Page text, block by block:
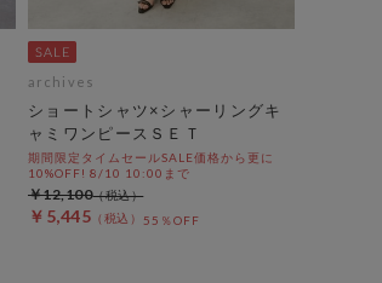
archives
ショートシャツ×シャーリングキ
ャミワンピースＳＥＴ
期間限定タイムセールSALE価格から更に
10%OFF! 8/10 10:00まで
￥5,445 55％OFF
￥12,100